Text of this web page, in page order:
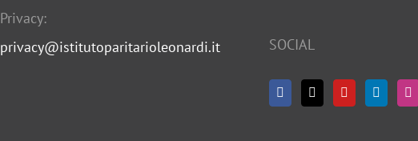
Privacy:
privacy@istitutoparitarioleonardi.it
SOCIAL